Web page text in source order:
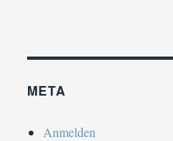
META
Anmelden